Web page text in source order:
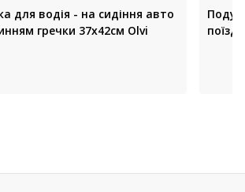
для водія - на сидіння авто
гречки 37х42см Olvi